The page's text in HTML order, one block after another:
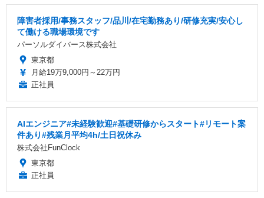
障害者採用/事務スタッフ/品川/在宅勤務あり/研修充実/安心し
て働ける職場環境です
パーソルダイバース株式会社
東京都
月給19万9,000円～22万円
正社員
AIエンジニア#未経験歓迎#基礎研修からスタート#リモート案
件あり#残業月平均4h/土日祝休み
株式会社FunClock
東京都
正社員